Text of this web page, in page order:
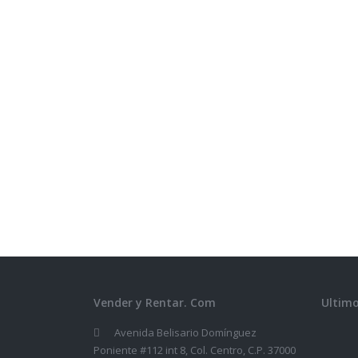
Vender y Rentar. Com
Avenida Belisario Domínguez
Poniente #112 int 8, Col. Centro, C.P. 37000